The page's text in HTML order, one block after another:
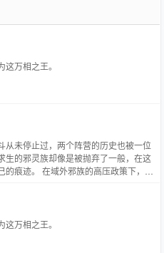
万相之王。
从未停止过，两个阵营的历史也被一位
生的邪灵族却像是被抛弃了一般，在这
痕迹。 在域外邪族的高压政策下，邪
千世界所有的强者们集结在了一起，
者正式对邪族宣战！ 武祖林动率武境
域强者正式对邪族宣战！ 强者们光复
万相之王。